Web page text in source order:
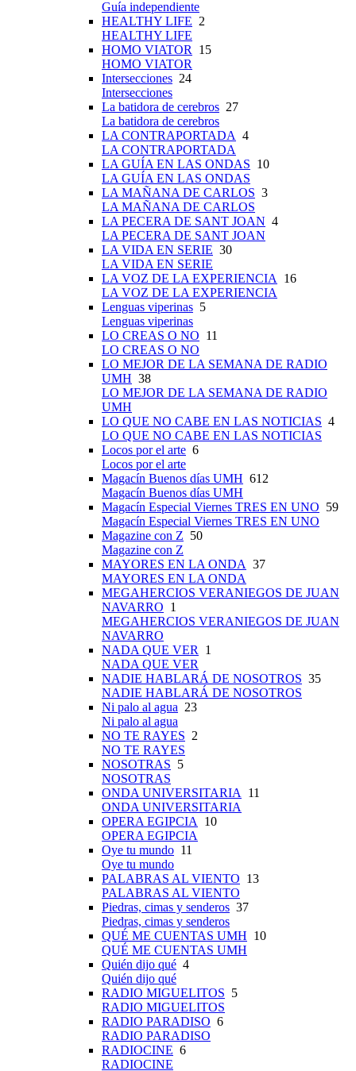
Guía independiente
HEALTHY LIFE 2
HEALTHY LIFE
HOMO VIATOR 15
HOMO VIATOR
Intersecciones 24
Intersecciones
La batidora de cerebros 27
La batidora de cerebros
LA CONTRAPORTADA 4
LA CONTRAPORTADA
LA GUÍA EN LAS ONDAS 10
LA GUÍA EN LAS ONDAS
LA MAÑANA DE CARLOS 3
LA MAÑANA DE CARLOS
LA PECERA DE SANT JOAN 4
LA PECERA DE SANT JOAN
LA VIDA EN SERIE 30
LA VIDA EN SERIE
LA VOZ DE LA EXPERIENCIA 16
LA VOZ DE LA EXPERIENCIA
Lenguas viperinas 5
Lenguas viperinas
LO CREAS O NO 11
LO CREAS O NO
LO MEJOR DE LA SEMANA DE RADIO
UMH 38
LO MEJOR DE LA SEMANA DE RADIO
UMH
LO QUE NO CABE EN LAS NOTICIAS 4
LO QUE NO CABE EN LAS NOTICIAS
Locos por el arte 6
Locos por el arte
Magacín Buenos días UMH 612
Magacín Buenos días UMH
Magacín Especial Viernes TRES EN UNO 59
Magacín Especial Viernes TRES EN UNO
Magazine con Z 50
Magazine con Z
MAYORES EN LA ONDA 37
MAYORES EN LA ONDA
MEGAHERCIOS VERANIEGOS DE JUAN
NAVARRO 1
MEGAHERCIOS VERANIEGOS DE JUAN
NAVARRO
NADA QUE VER 1
NADA QUE VER
NADIE HABLARÁ DE NOSOTROS 35
NADIE HABLARÁ DE NOSOTROS
Ni palo al agua 23
Ni palo al agua
NO TE RAYES 2
NO TE RAYES
NOSOTRAS 5
NOSOTRAS
ONDA UNIVERSITARIA 11
ONDA UNIVERSITARIA
OPERA EGIPCIA 10
OPERA EGIPCIA
Oye tu mundo 11
Oye tu mundo
PALABRAS AL VIENTO 13
PALABRAS AL VIENTO
Piedras, cimas y senderos 37
Piedras, cimas y senderos
QUÉ ME CUENTAS UMH 10
QUÉ ME CUENTAS UMH
Quién dijo qué 4
Quién dijo qué
RADIO MIGUELITOS 5
RADIO MIGUELITOS
RADIO PARADISO 6
RADIO PARADISO
RADIOCINE 6
RADIOCINE